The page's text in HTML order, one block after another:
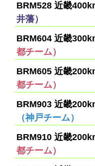
BRM528 近畿
井藩）
BRM604 近畿
都チーム）
BRM605 近畿
都チーム）
BRM903 近畿
（神戸チーム）
BRM910 近畿
都チーム）